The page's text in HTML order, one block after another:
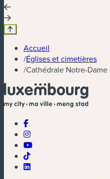
Accueil
/Églises et cimetières
/Cathédrale Notre-